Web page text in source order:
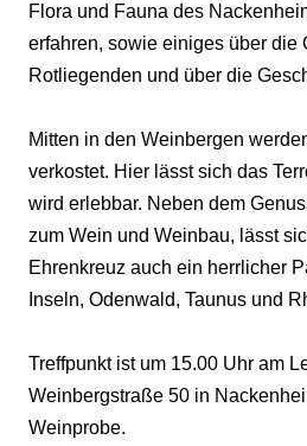
Flora und Fauna des
erfahren, sowie einiges über die
Rotliegenden und über die
Mitten in den Weinbergen
verkostet. Hier lässt sich das
wird erlebbar. Neben dem
zum Wein und Weinbau, lässt
Ehrenkreuz auch ein herrlicher
Inseln, Odenwald, Taunus und
Treffpunkt ist um 15.00 Uhr am
Weinbergstraße 50 in
Weinprobe.